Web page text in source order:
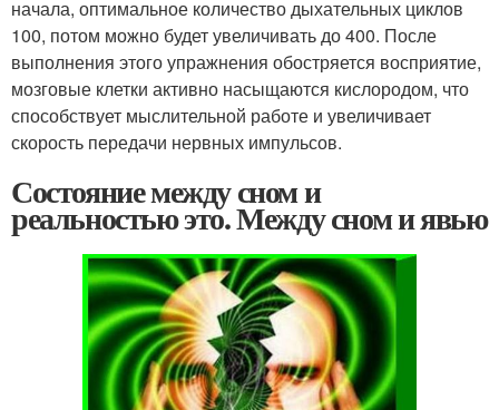
начала, оптимальное количество дыхательных циклов
100, потом можно будет увеличивать до 400. После
выполнения этого упражнения обостряется восприятие,
мозговые клетки активно насыщаются кислородом, что
способствует мыслительной работе и увеличивает
скорость передачи нервных импульсов.
Состояние между сном и
реальностью это. Между сном и явью